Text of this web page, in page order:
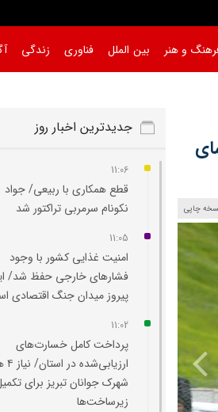
و هنر بین الملل فناوری زندگی
چاپی
جدیدترین اخبار روز
11:06
قطع همکاری با ربیعی/ جواد
نکونام سرمربی تراکتور شد
11:05
امنیت غذایی کشور با وجود
فشارهای خارجی حفظ شد/
پیروز میدان جنگ اقتصادی
11:02
پرداخت کامل خسارت‌های
شهرک جوانان تبریز برای
زیرساخت‌ها